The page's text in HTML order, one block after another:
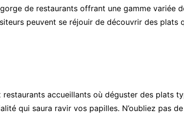
de restaurants offrant une gamme variée
peuvent se réjouir de découvrir des plats
accueillants où déguster des plats
qui saura ravir vos papilles. N’oubliez pas